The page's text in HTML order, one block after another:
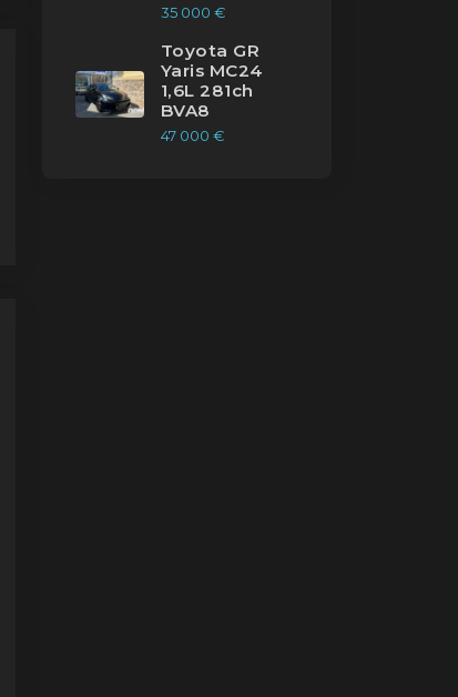
35 000 €
Toyota GR
Yaris MC24
1,6L 281ch
BVA8
47 000 €